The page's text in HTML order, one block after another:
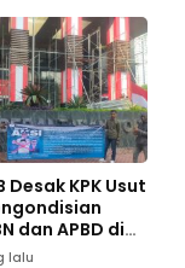
Desak KPK Usut
dan APBD di
lalu